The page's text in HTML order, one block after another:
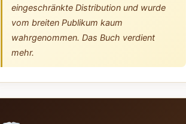
eingeschränkte Distribution und wurde
vom breiten Publikum kaum
wahrgenommen. Das Buch verdient
mehr.